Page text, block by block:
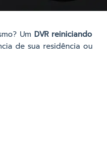
Um DVR reiniciando
de sua residência ou